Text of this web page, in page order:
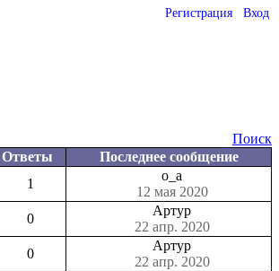
Регистрация Вход
Поиск
Ответы
Последнее сообщение
1
o_a
12 мая 2020
0
Артур
22 апр. 2020
0
Артур
22 апр. 2020